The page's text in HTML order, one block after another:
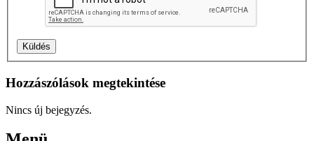
Hozzászólások megtekintése
Nincs új bejegyzés.